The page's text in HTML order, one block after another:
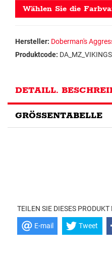
Wählen Sie die
Hersteller: Doberman's
Produktcode:
DETAILL.
GRÖSSENTABELLE
TEILEN SIE DIESES PRODUKT
E-mail Tweet